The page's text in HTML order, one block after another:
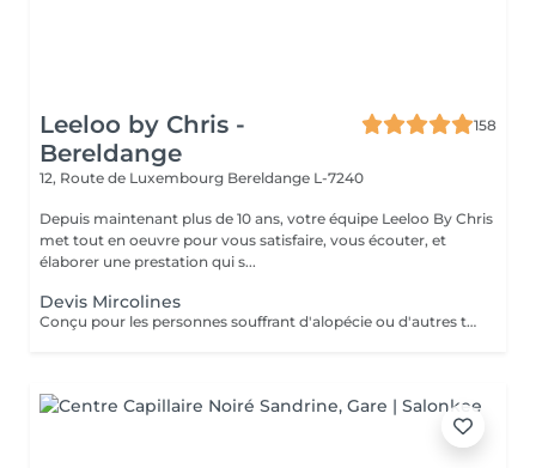
Leeloo by Chris -
Bereldange
158
12, Route de Luxembourg Bereldange L-7240
Depuis maintenant plus de 10 ans, votre équipe Leeloo By Chris
met tout en oeuvre pour vous satisfaire, vous écouter, et
élaborer une prestation qui s...
Devis Mircolines
Conçu pour les personnes souffrant d'alopécie ou d'autres troubles capillaires génétiques, le système Microlines est un nouveau système révolutionnaire conçu pour vous donner les résultats que vous souhaitez Le Microlines dure plus de 2 ans et redonne de la longueur et du volume à vos cheveux pour que vous puissiez retrouver confiance en vous et changer votre vie C'est un système d'extension de cheveux avec un ruban invisible qui vous donnera la longueur et le volume dont vos cheveux ont besoin pour être beaux. Le Microlines est un correcteur anti-chute révolutionnaire, offrant les meilleurs résultats sur le marché